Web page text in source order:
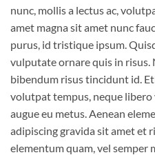
nunc, mollis a lectus ac,
amet magna sit amet nunc
purus, id tristique ipsum.
vulputate ornare quis in risus.
bibendum risus tincidunt id.
volutpat tempus, neque
augue eu metus. Aenean
adipiscing gravida sit amet et
elementum quam, vel semper